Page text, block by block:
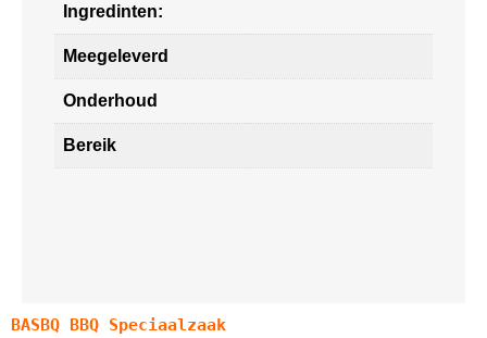
Ingredinten:
Meegeleverd
Onderhoud
Bereik
BASBQ BBQ Speciaalzaak